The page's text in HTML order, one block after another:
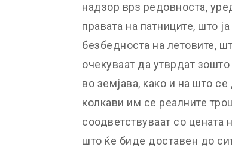
надзор врз редовноста,
правата на патниците, што
безбедноста на летовите,
очекуваат да утврдат
во земјава, како и на што
колкави им се реалните
соодветствуваат со цената
што ќе биде доставен до